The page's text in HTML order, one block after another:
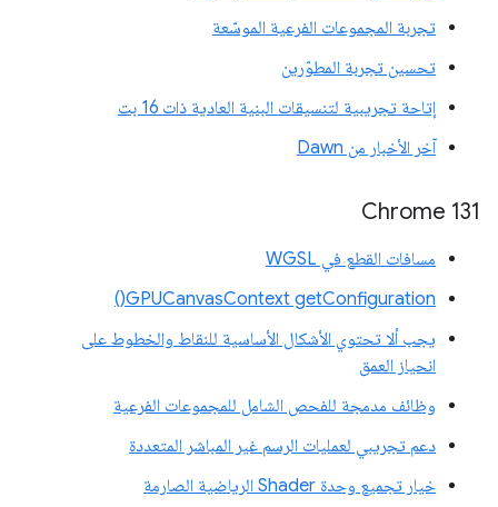
تجربة المجموعات الفرعية الموسّعة
تحسين تجربة المطوّرين
إتاحة تجريبية لتنسيقات البنية العادية ذات 16 بت
آخر الأخبار من Dawn
Chrome 131
مسافات القطع في WGSL
GPUCanvasContext getConfiguration()
يجب ألا تحتوي الأشكال الأساسية للنقاط والخطوط على
انحياز العمق
وظائف مدمجة للفحص الشامل للمجموعات الفرعية
دعم تجريبي لعمليات الرسم غير المباشر المتعددة
خيار تجميع وحدة Shader الرياضية الصارمة